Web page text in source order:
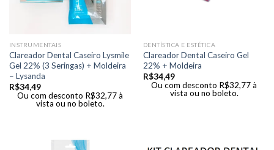
INSTRUMENTAIS
Clareador Dental Caseiro Lysmile
Gel 22% (3 Seringas) + Moldeira
– Lysanda
R$34,49
Ou com desconto R$32,77à
vista ou no boleto.
DENTÍSTICA E ESTÉTICA
Clareador Dental Caseiro Gel
22% + Moldeira
R$34,49
Ou com desconto R$32,77à
vista ou no boleto.